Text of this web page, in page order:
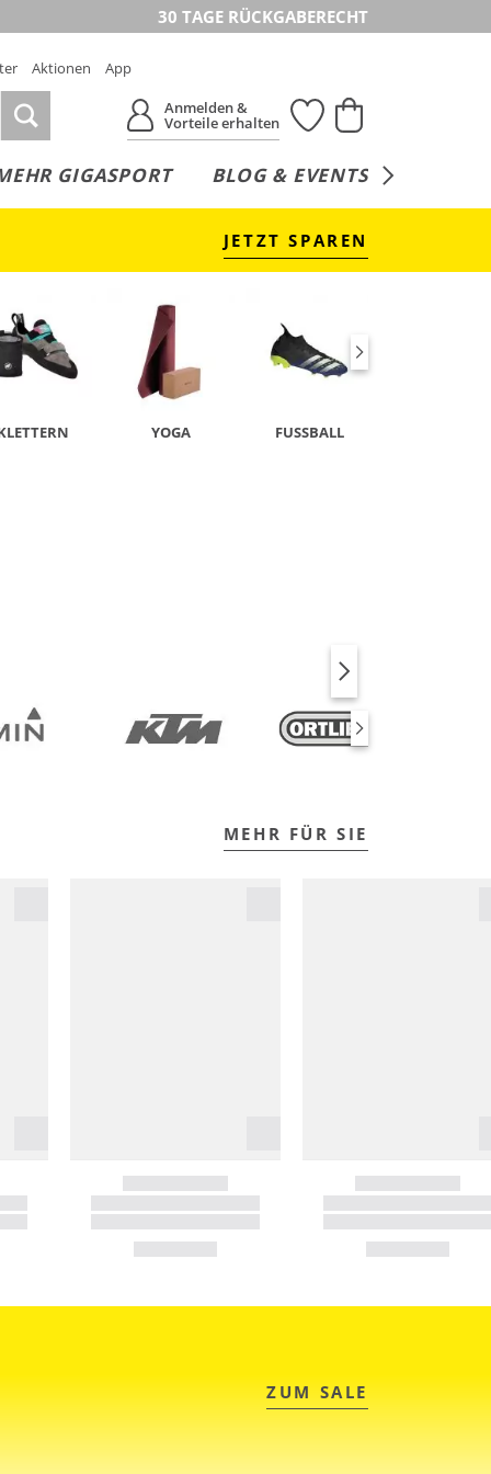
30 TAGE RÜCKGABERECHT
Aktionen
App
Anmelden &
Vorteile erhalten
GIGASPORT BLOG & EVENTS
JETZT SPAREN
YOGA FUSSBALL
MEHR FÜR SIE
ZUM SALE